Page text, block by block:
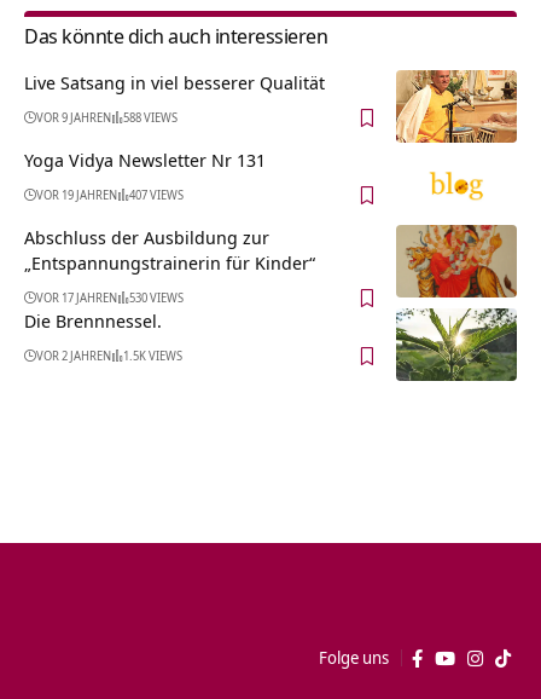
Das könnte dich auch interessieren
Live Satsang in viel besserer Qualität
VOR 9 JAHREN 588 VIEWS
Yoga Vidya Newsletter Nr 131
VOR 19 JAHREN 407 VIEWS
Abschluss der Ausbildung zur
„Entspannungstrainerin für Kinder“
VOR 17 JAHREN 530 VIEWS
Die Brennnessel.
VOR 2 JAHREN 1.5K VIEWS
Folge uns